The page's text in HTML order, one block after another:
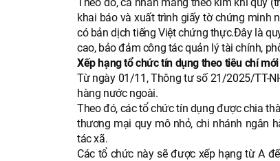
khai báo và xuất trình giấy tờ chứng minh
có bản dịch tiếng Việt chứng thực.Đây là
cao, bảo đảm công tác quản lý tài chính,
Xếp hạng tổ chức tín dụng theo tiêu chí mới
Từ ngày 01/11, Thông tư số 21/2025/TT-
hàng nước ngoài.
Theo đó, các tổ chức tín dụng được chia
thương mại quy mô nhỏ, chi nhánh ngân
tác xã.
Các tổ chức này sẽ được xếp hạng từ A